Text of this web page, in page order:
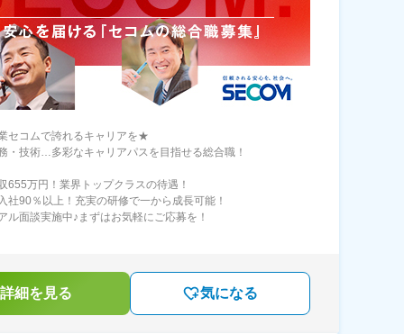
セコムで誇れるキャリアを★
・技術…多彩なキャリアパスを目指せる総合職！
655万円！業界トップクラスの待遇！
社90％以上！充実の研修で一から成長可能！
ル面談実施中♪まずはお気軽にご応募を！
細を見る 気になる